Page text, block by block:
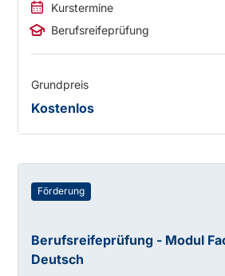
Kurstermine
Berufsreifeprüfung
Grundpreis
Kostenlos
Förderung
Berufsreifeprüfung - Modul
Deutsch